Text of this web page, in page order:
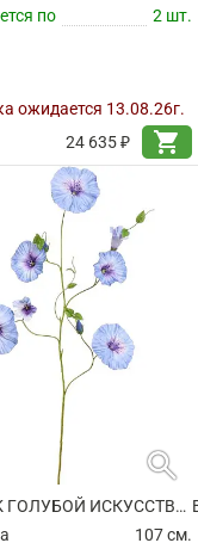
по
2 шт.
ожидается 13.08.26г.
24 635 ₽
shopping_cart
search
ВЬЮНОК ГОЛУБОЙ ИСКУССТВЕННЫЙ
107 см.